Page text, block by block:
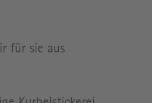
für sie aus